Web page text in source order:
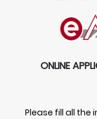
ONLINE
Please fill all the